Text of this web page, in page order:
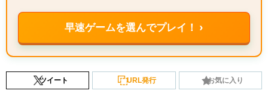
早速ゲームを選んでプレイ！ ›
ツイート URL発行 お気に入り